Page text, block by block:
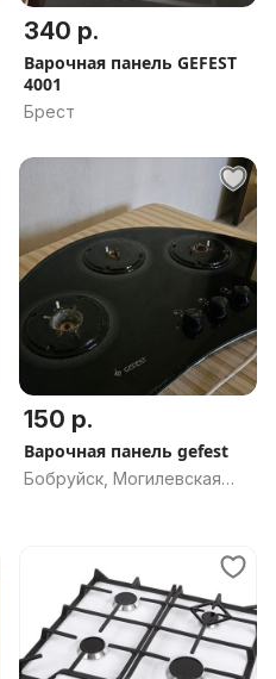
340 р.
Варочная панель GEFEST
4001
Брест
150 р.
Варочная панель gefest
Бобруйск, Могилевская